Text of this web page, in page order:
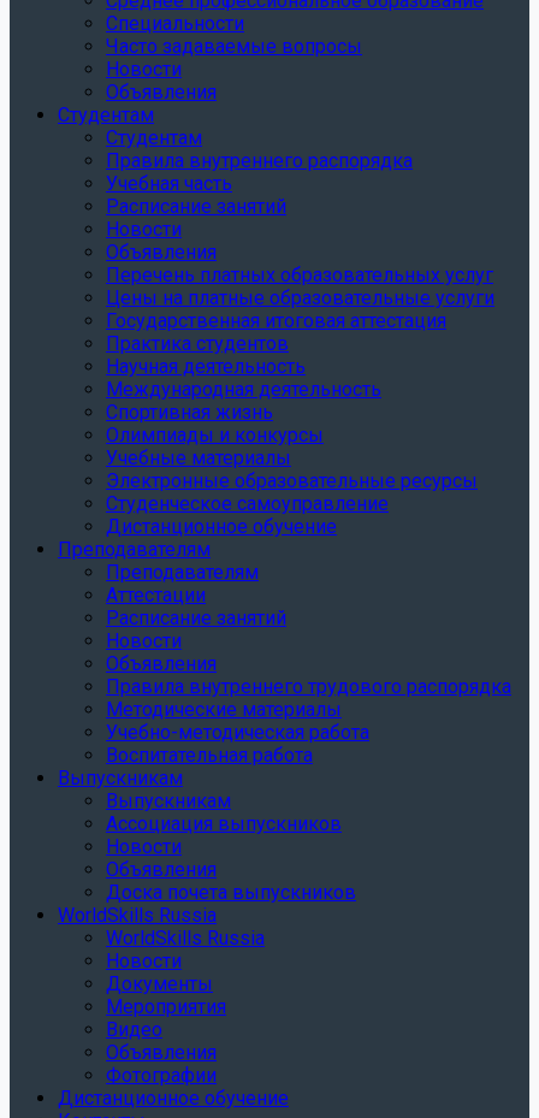
Специальности
Часто задаваемые вопросы
Новости
Объявления
Студентам
Студентам
Правила внутреннего распорядка
Учебная часть
Расписание занятий
Новости
Объявления
Перечень платных образовательных услуг
Цены на платные образовательные услуги
Государственная итоговая аттестация
Практика студентов
Научная деятельность
Международная деятельность
Спортивная жизнь
Олимпиады и конкурсы
Учебные материалы
Электронные образовательные ресурсы
Студенческое самоуправление
Дистанционное обучение
Преподавателям
Преподавателям
Аттестации
Расписание занятий
Новости
Объявления
Правила внутреннего трудового распорядка
Методические материалы
Учебно-методическая работа
Воспитательная работа
Выпускникам
Выпускникам
Ассоциация выпускников
Новости
Объявления
Доска почета выпускников
WorldSkills Russia
WorldSkills Russia
Новости
Документы
Мероприятия
Видео
Объявления
Фотографии
Дистанционное обучение